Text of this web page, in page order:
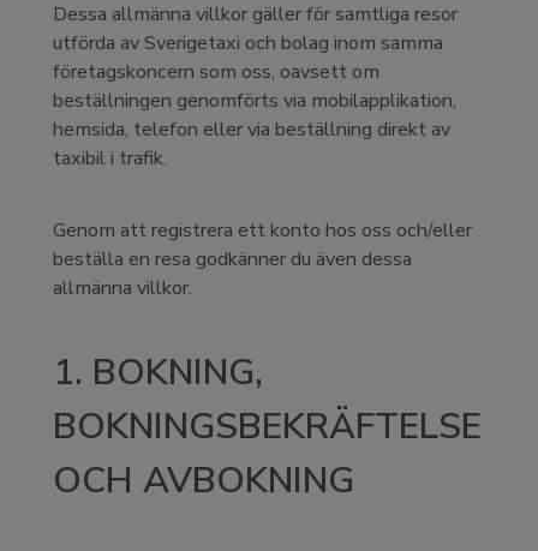
Dessa allmänna villkor gäller för samtliga resor
utförda av Sverigetaxi och bolag inom samma
företagskoncern som oss, oavsett om
beställningen genomförts via mobilapplikation,
hemsida, telefon eller via beställning direkt av
taxibil i trafik.
Genom att registrera ett konto hos oss och/eller
beställa en resa godkänner du även dessa
allmänna villkor.
1. BOKNING,
BOKNINGSBEKRÄFTELSE
OCH AVBOKNING